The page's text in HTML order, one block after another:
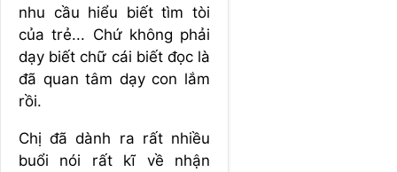
nhu cầu hiểu biết tìm tòi
của trẻ... Chứ không phải
dạy biết chữ cái biết đọc là
đã quan tâm dạy con lắm
rồi.
Chị đã dành ra rất nhiều
buổi nói rất kĩ về nhận